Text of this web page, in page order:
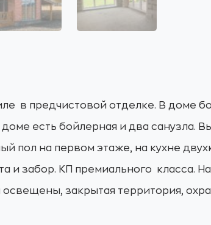
в предчистовой отделке. В доме
есть бойлерная и два санузла.
пол на первом этаже, на кухне
и забор. КП премиального класса.
закрытая территория,